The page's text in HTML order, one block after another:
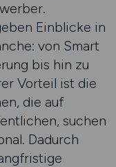
Einblicke in
von Smart
bis hin zu
Vorteil ist die
die auf
suchen
Dadurch